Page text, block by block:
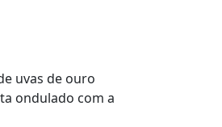
uvas de ouro
ondulado com a